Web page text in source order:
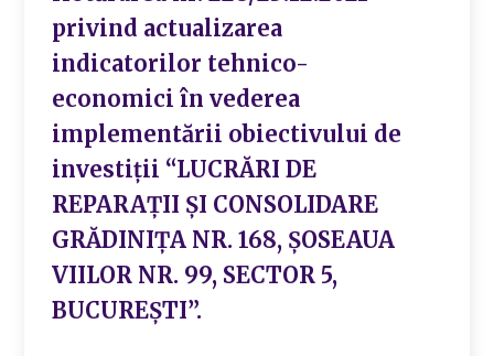
privind actualizarea
indicatorilor tehnico-
economici în vederea
implementării obiectivului de
investiţii “LUCRĂRI DE
REPARAȚII ȘI CONSOLIDARE
GRĂDINIȚA NR. 168, ȘOSEAUA
VIILOR NR. 99, SECTOR 5,
BUCUREȘTI”.